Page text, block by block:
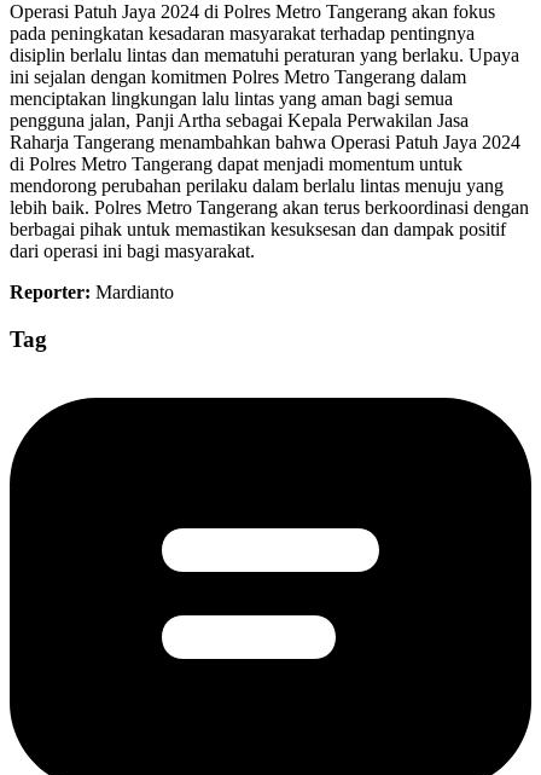
Operasi Patuh Jaya 2024 di Polres Metro Tangerang akan fokus
pada peningkatan kesadaran masyarakat terhadap pentingnya
disiplin berlalu lintas dan mematuhi peraturan yang berlaku. Upaya
ini sejalan dengan komitmen Polres Metro Tangerang dalam
menciptakan lingkungan lalu lintas yang aman bagi semua
pengguna jalan, Panji Artha sebagai Kepala Perwakilan Jasa
Raharja Tangerang menambahkan bahwa Operasi Patuh Jaya 2024
di Polres Metro Tangerang dapat menjadi momentum untuk
mendorong perubahan perilaku dalam berlalu lintas menuju yang
lebih baik. Polres Metro Tangerang akan terus berkoordinasi dengan
berbagai pihak untuk memastikan kesuksesan dan dampak positif
dari operasi ini bagi masyarakat.
Reporter: Mardianto
Tag